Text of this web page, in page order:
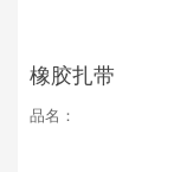
橡胶扎带
品名：